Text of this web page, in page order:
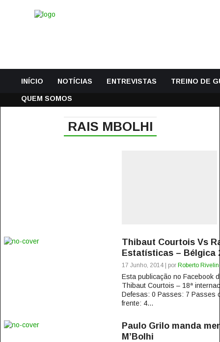
INÍCIO NOTÍCIAS ENTREVISTAS TREINO DE
QUEM SOMOS
RAIS MBOLHI
Thibaut Courtois Vs
Estatísticas – Bélgica
17 Junho, 2014 | por Roberto
Esta publicação no Facebook
Thibaut Courtois – 18ª
Defesas: 0 Passes: 7 Passes
frente: 4...
Paulo Grilo manda
M’Bolhi